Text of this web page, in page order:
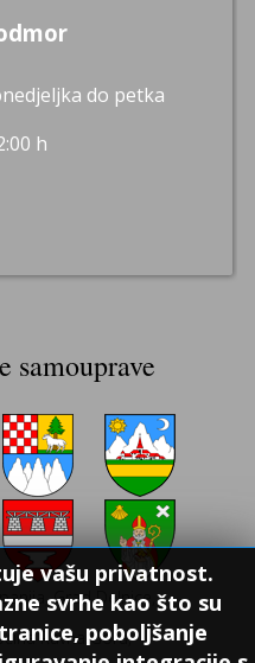
vašu privatnost.
svrhe kao što su
poboljšanje
do petka
h
samouprave
Grad Delnice,
Ravna Gora,